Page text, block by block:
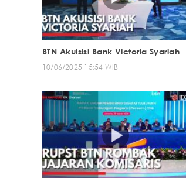
BTN Akuisisi Bank Victoria Syariah
10/06/2025 15:54 WIB